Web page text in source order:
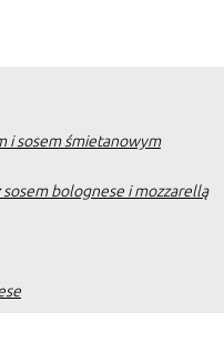
i sosem śmietanowym
bolognese i mozzarellą